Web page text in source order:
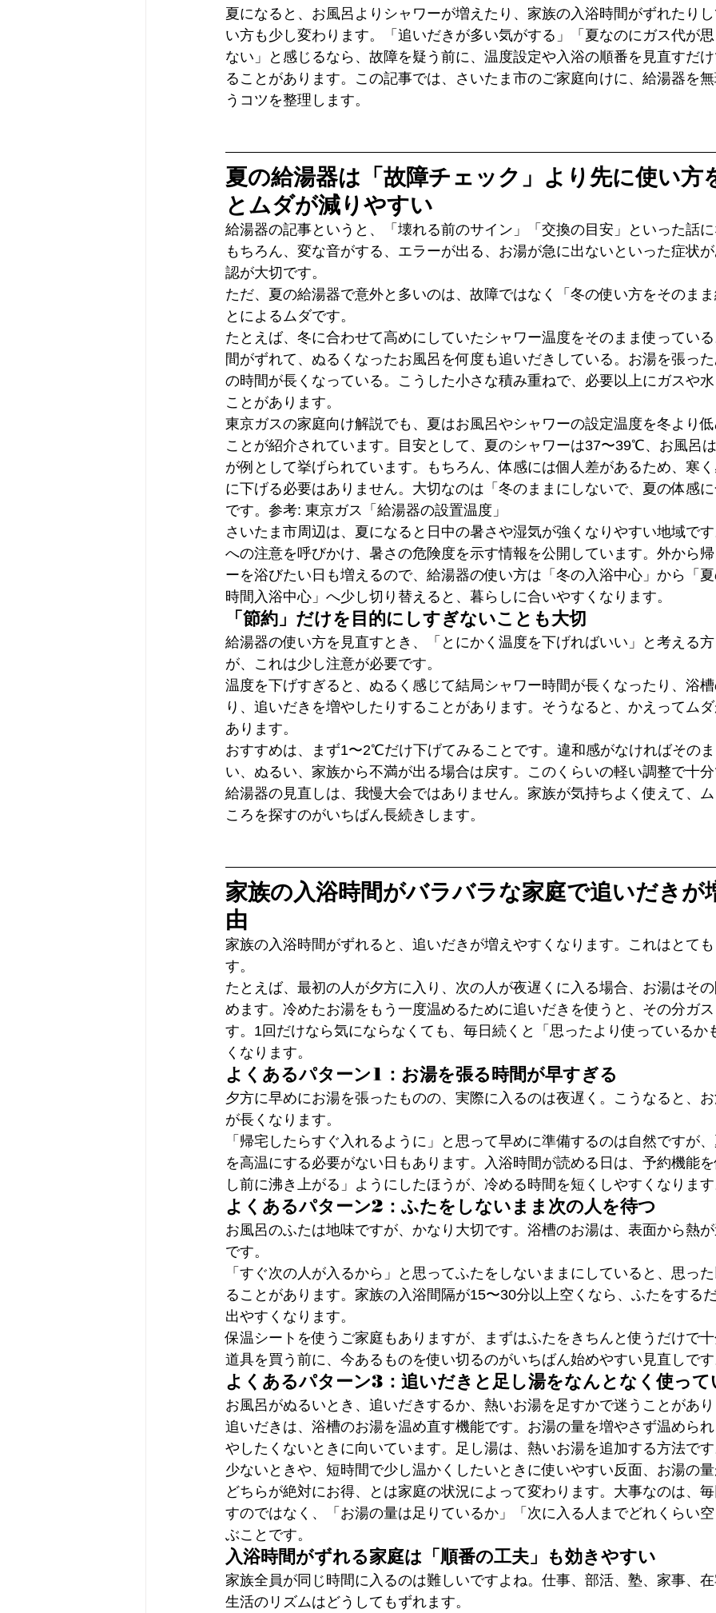
夏になると、お風呂よりシャワーが増えたり、家族の入浴時間がずれたり
い方も少し変わります。「追いだきが多い気がする」「夏なのにガス代が
ない」と感じるなら、故障を疑う前に、温度設定や入浴の順番を見直すだ
ることがあります。この記事では、さいたま市のご家庭向けに、給湯器を
うコツを整理します。
夏の給湯器は「故障チェック」より先に使い方
とムダが減りやすい
給湯器の記事というと、「壊れる前のサイン」「交換の目安」といった話
もちろん、変な音がする、エラーが出る、お湯が急に出ないといった症状
認が大切です。
ただ、夏の給湯器で意外と多いのは、故障ではなく「冬の使い方をそのま
とによるムダです。
たとえば、冬に合わせて高めにしていたシャワー温度をそのまま使ってい
間がずれて、ぬるくなったお風呂を何度も追いだきしている。お湯を張っ
の時間が長くなっている。こうした小さな積み重ねで、必要以上にガスや
ことがあります。
東京ガスの家庭向け解説でも、夏はお風呂やシャワーの設定温度を冬より
ことが紹介されています。目安として、夏のシャワーは37〜39℃、お風呂
が例として挙げられています。もちろん、体感には個人差があるため、寒
に下げる必要はありません。大切なのは「冬のままにしないで、夏の体感
です。参考: 東京ガス「給湯器の設置温度」
さいたま市周辺は、夏になると日中の暑さや湿気が強くなりやすい地域で
への注意を呼びかけ、暑さの危険度を示す情報を公開しています。外から
ーを浴びたい日も増えるので、給湯器の使い方は「冬の入浴中心」から「
時間入浴中心」へ少し切り替えると、暮らしに合いやすくなります。
「節約」だけを目的にしすぎないことも大切
給湯器の使い方を見直すとき、「とにかく温度を下げればいい」と考える
が、これは少し注意が必要です。
温度を下げすぎると、ぬるく感じて結局シャワー時間が長くなったり、浴
り、追いだきを増やしたりすることがあります。そうなると、かえってム
あります。
おすすめは、まず1〜2℃だけ下げてみることです。違和感がなければその
い、ぬるい、家族から不満が出る場合は戻す。このくらいの軽い調整で十
給湯器の見直しは、我慢大会ではありません。家族が気持ちよく使えて、
ころを探すのがいちばん長続きします。
家族の入浴時間がバラバラな家庭で追いだきが
由
家族の入浴時間がずれると、追いだきが増えやすくなります。これはとて
す。
たとえば、最初の人が夕方に入り、次の人が夜遅くに入る場合、お湯はそ
めます。冷めたお湯をもう一度温めるために追いだきを使うと、その分
す。1回だけなら気にならなくても、毎日続くと「思ったより使っているか
くなります。
よくあるパターン1：お湯を張る時間が早すぎる
夕方に早めにお湯を張ったものの、実際に入るのは夜遅く。こうなると、
が長くなります。
「帰宅したらすぐ入れるように」と思って早めに準備するのは自然ですが
を高温にする必要がない日もあります。入浴時間が読める日は、予約機能
し前に沸き上がる」ようにしたほうが、冷める時間を短くしやすくなりま
よくあるパターン2：ふたをしないまま次の人を待つ
お風呂のふたは地味ですが、かなり大切です。浴槽のお湯は、表面から熱
です。
「すぐ次の人が入るから」と思ってふたをしないままにしていると、思っ
ることがあります。家族の入浴間隔が15〜30分以上空くなら、ふたをする
出やすくなります。
保温シートを使うご家庭もありますが、まずはふたをきちんと使うだけで
道具を買う前に、今あるものを使い切るのがいちばん始めやすい見直しで
よくあるパターン3：追いだきと足し湯をなんとなく使って
お風呂がぬるいとき、追いだきするか、熱いお湯を足すかで迷うことがあ
追いだきは、浴槽のお湯を温め直す機能です。お湯の量を増やさず温めら
やしたくないときに向いています。足し湯は、熱いお湯を追加する方法で
少ないときや、短時間で少し温かくしたいときに使いやすい反面、お湯の
どちらが絶対にお得、とは家庭の状況によって変わります。大事なのは、
すのではなく、「お湯の量は足りているか」「次に入る人までどれくらい
ぶことです。
入浴時間がずれる家庭は「順番の工夫」も効きやすい
家族全員が同じ時間に入るのは難しいですよね。仕事、部活、塾、家事、
生活のリズムはどうしてもずれます。